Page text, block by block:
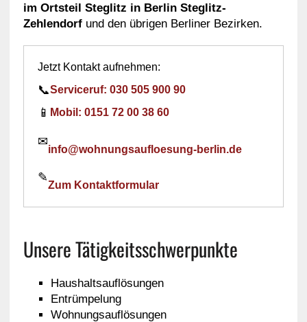
im Ortsteil Steglitz in Berlin Steglitz-
Zehlendorfund den übrigen Berliner Bezirken.
Jetzt Kontakt aufnehmen:
📞Serviceruf: 030 505 900 90
📱 Mobil: 0151 72 00 38 60
✉
info@wohnungsaufloesung-berlin.de
✎
Zum Kontaktformular
Unsere Tätigkeitsschwerpunkte
Haushaltsauflösungen
Entrümpelung
Wohnungsauflösungen